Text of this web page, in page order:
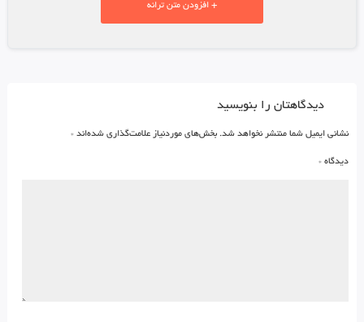
+ افزودن متن ترانه
دیدگاهتان را بنویسید
نشانی ایمیل شما منتشر نخواهد شد. بخش‌های موردنیاز علامت‌گذاری شده‌اند *
دیدگاه *